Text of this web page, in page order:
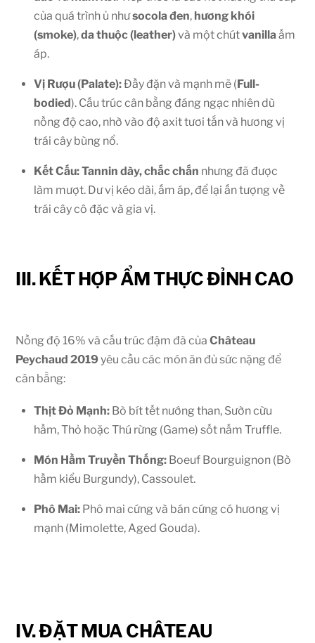
của quá trình ủ nhưsocola đen, hương khói
(smoke),da thuộc (leather)và một chútvanilla ấm
áp.
Vị Rượu (Palate):Đầy đặn và mạnh mẽ (Full-
bodied). Cấu trúc cân bằng đáng ngạc nhiên dù
nồng độ cao, nhờ vào độ axit tươi tắn và hương vị
trái cây bùng nổ.
Kết Cấu:Tannin dày, chắc chắn nhưng đã được
làm mượt. Dư vị kéo dài, ấm áp, để lại ấn tượng về
trái cây cô đặc và gia vị.
III. KẾT HỢP ẨM THỰC ĐỈNH CAO
Nồng độ16% và cấu trúc đậm đà củaChâteau
Peychaud 2019yêu cầu các món ăn đủ sức nặng để
cân bằng:
Thịt Đỏ Mạnh: Bò bít tết nướng than, Sườn cừu
hầm, Thỏ hoặc Thú rừng (Game) sốt nấm Truffle.
Món Hầm Truyền Thống: Boeuf Bourguignon (Bò
hầm kiểu Burgundy), Cassoulet.
Phô Mai: Phô mai cứng và bán cứng có hương vị
mạnh (Mimolette, Aged Gouda).
IV. ĐẶT MUA CHÂTEAU